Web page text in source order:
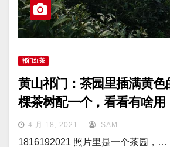
祁门红茶
黄山祁门：茶园里插满黄色
棵茶树配一个，看看有啥用
4 月 18, 2021 SAM
1816192021 照片里是一个茶园，…